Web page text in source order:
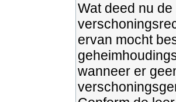
Wat deed nu
ervan mocht
wanneer er